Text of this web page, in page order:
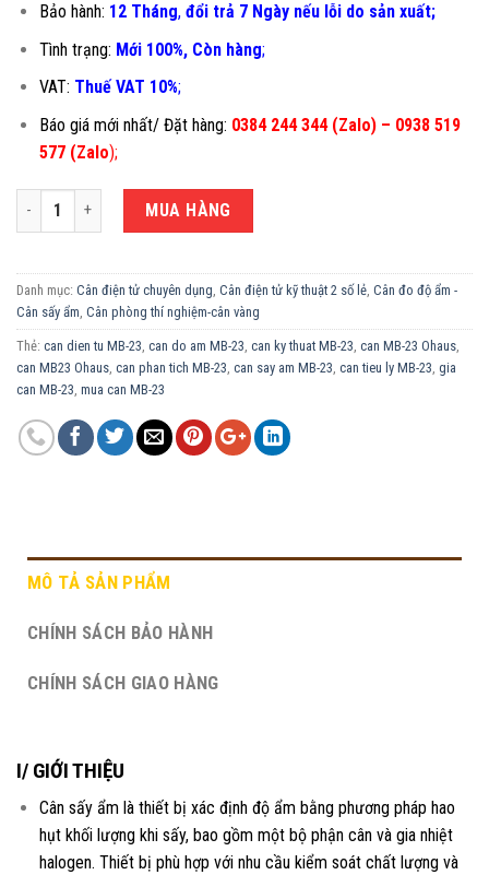
Bảo hành: 12 Tháng, đổi trả 7 Ngày nếu lỗi do sản xuất;
Tình trạng: Mới 100%, Còn hàng;
VAT: Thuế VAT 10%;
Báo giá mới nhất/ Đặt hàng: 0384 244 344 (Zalo) – 0938 519
577 (Zalo);
CÂN ĐIỆN TỬ ĐO ĐỘ ẨM MB-23 110G/(0.1%/0.01G) số lượng
MUA HÀNG
Danh mục: Cân điện tử chuyên dụng Cân điện tử kỹ thuật 2 số lẻ Cân đo độ ẩm -
Cân sấy ẩm Cân phòng thí nghiệm-cân vàng
Thẻ: can dien tu MB-23 can do am MB-23 can ky thuat MB-23 can MB-23 Ohaus
can MB23 Ohaus can phan tich MB-23 can say am MB-23 can tieu ly MB-23 gia
can MB-23 mua can MB-23
MÔ TẢ SẢN PHẨM
CHÍNH SÁCH BẢO HÀNH
CHÍNH SÁCH GIAO HÀNG
I/ GIỚI THIỆU
Cân sấy ẩm là thiết bị xác định độ ẩm bằng phương pháp hao
hụt khối lượng khi sấy, bao gồm một bộ phận cân và gia nhiệt
halogen. Thiết bị phù hợp với nhu cầu kiểm soát chất lượng và